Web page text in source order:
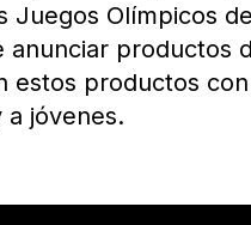
Olímpicos
productos
estos productos
a jóvenes.